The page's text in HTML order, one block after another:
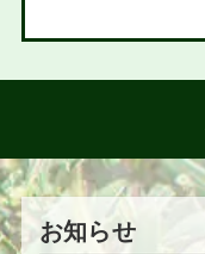
お知らせ